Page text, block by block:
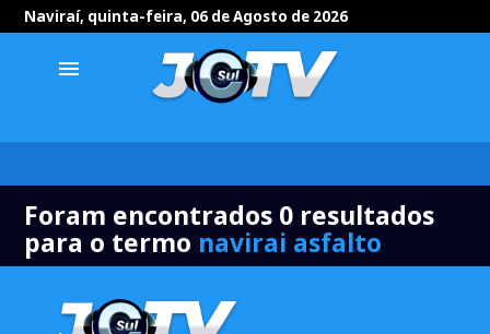
Naviraí, quinta-feira, 06 de Agosto de 2026
menu
Foram encontrados 0 resultados
para o termo navirai asfalto